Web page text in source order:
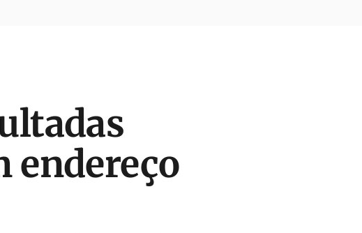
endereço